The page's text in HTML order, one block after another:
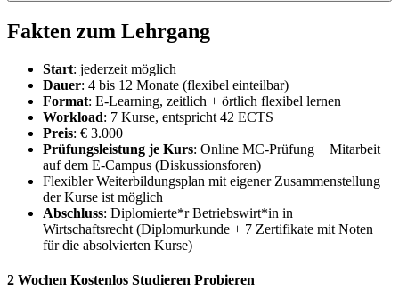
Fakten zum Lehrgang
Start: jederzeit möglich
Dauer: 4 bis 12 Monate (flexibel einteilbar)
Format: E-Learning, zeitlich + örtlich flexibel lernen
Workload: 7 Kurse, entspricht 42 ECTS
Preis: € 3.000
Prüfungsleistung je Kurs: Online MC-Prüfung + Mitarbeit
auf dem E-Campus (Diskussionsforen)
Flexibler Weiterbildungsplan mit eigener Zusammenstellung
der Kurse ist möglich
Abschluss: Diplomierte*r Betriebswirt*in in
Wirtschaftsrecht (Diplomurkunde + 7 Zertifikate mit Noten
für die absolvierten Kurse)
2 Wochen Kostenlos Studieren Probieren